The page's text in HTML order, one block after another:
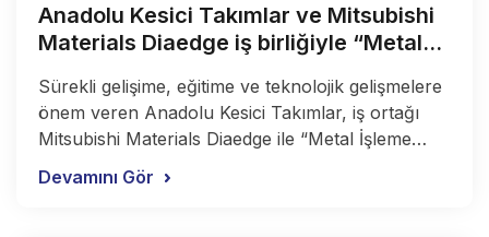
Anadolu Kesici Takımlar ve Mitsubishi
Materials Diaedge iş birliğiyle “Metal
Teknolojileri” Semineri yapıldı.
Sürekli gelişime, eğitime ve teknolojik gelişmelere
önem veren Anadolu Kesici Takımlar, iş ortağı
Mitsubishi Materials Diaedge ile “Metal İşleme
Sektöründe Kesici Takım Teknolojileri”
semineriyle tornalama, frezeleme, delik delme,
Devamını Gör